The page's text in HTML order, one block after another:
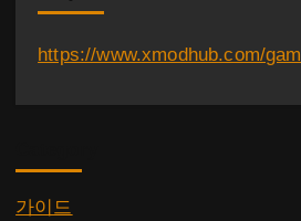
https://www.xmodhub.com/
가이드